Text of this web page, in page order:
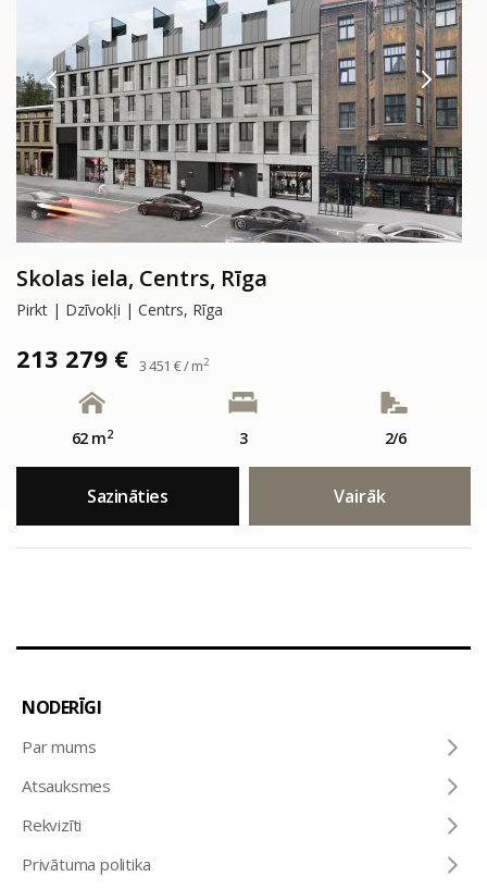
Skolas iela, Centrs, Rīga
Pirkt | Dzīvokļi | Centrs, Rīga
213 279 € 3 451 € / m2
62 m2 3 2/6
Sazināties Vairāk
NODERĪGI
Par mums
Atsauksmes
Rekvizīti
Privātuma politika